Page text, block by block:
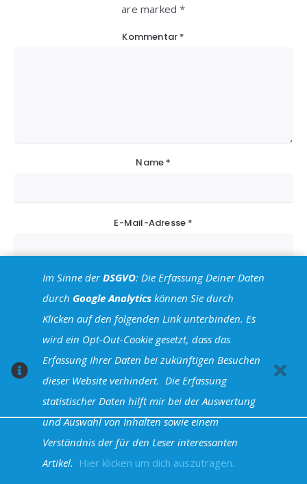
are marked *
Kommentar *
Name *
E-Mail-Adresse *
Website
Halva Theme - Powered by WordPress
Im Sinne derDSGVO: Die Erfassung Deiner Daten
durch Google Analyticskönnen Sie durch
Klicken auf den folgenden Link unterbinden. Es
wird ein Opt-Out-Cookie gesetzt, dass das
Erfassung Ihrer Daten bei zukünftigen Besuchen
dieser Website verhindert. Die Erfassung
statistischer Daten hilft mir bei der Auswertung
und Auswahl von Inhalten sowie einem
Verständnis der für den Leser interessanten
Artikel. Hier klicken um dich auszutragen.